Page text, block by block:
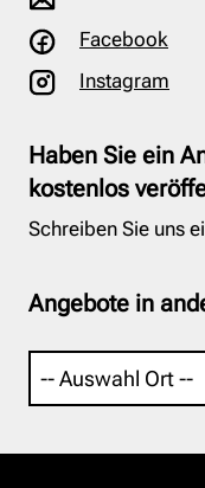
Facebook
Instagram
Haben Sie ein
kostenlos
Schreiben Sie uns
Angebote in